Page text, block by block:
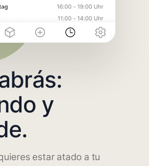
y
estar atado a tu